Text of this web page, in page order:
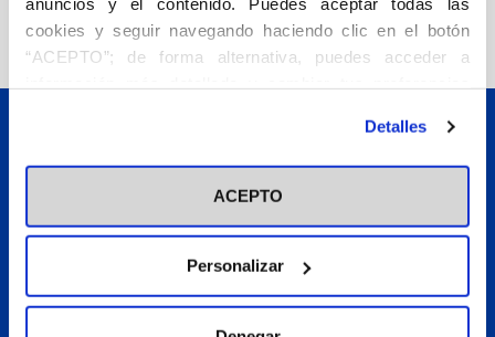
cookies y seguir navegando haciendo clic en el botón
“ACEPTO”; de forma alternativa, puedes acceder a
en el botón "Personalizar". Para más información puedes
visitar nuestra Política de Cookies
Detalles
ACEPTO
Personalizar
Traver, Andrés
Telf:+34 91 514 05 73
ceuediciones@ceu.es